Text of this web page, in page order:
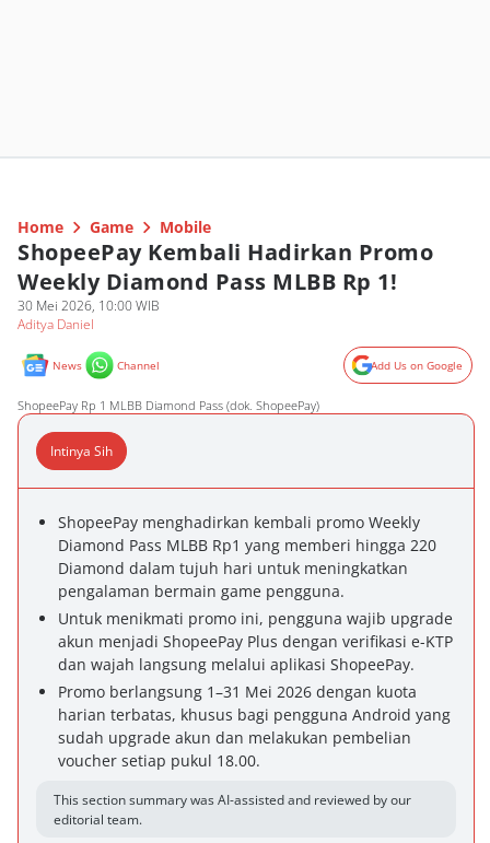
Home Game Mobile
ShopeePay Kembali Hadirkan Promo
Weekly Diamond Pass MLBB Rp 1!
30 Mei 2026, 10:00 WIB
Aditya Daniel
News Channel Add Us on Google
ShopeePay Rp 1 MLBB Diamond Pass (dok. ShopeePay)
Intinya Sih
ShopeePay menghadirkan kembali promo Weekly
Diamond Pass MLBB Rp1 yang memberi hingga 220
Diamond dalam tujuh hari untuk meningkatkan
pengalaman bermain game pengguna.
Untuk menikmati promo ini, pengguna wajib upgrade
akun menjadi ShopeePay Plus dengan verifikasi e-KTP
dan wajah langsung melalui aplikasi ShopeePay.
Promo berlangsung 1–31 Mei 2026 dengan kuota
harian terbatas, khusus bagi pengguna Android yang
sudah upgrade akun dan melakukan pembelian
voucher setiap pukul 18.00.
This section summary was AI-assisted and reviewed by our
editorial team.